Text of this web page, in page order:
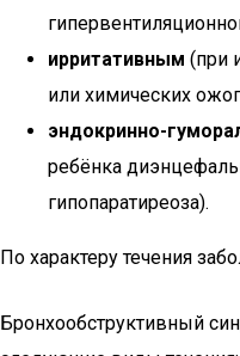
ирритативным (при
или химических
эндокринно-
ребёнка
гипопаратиреоза).
По характеру течения
Бронхообструктивный